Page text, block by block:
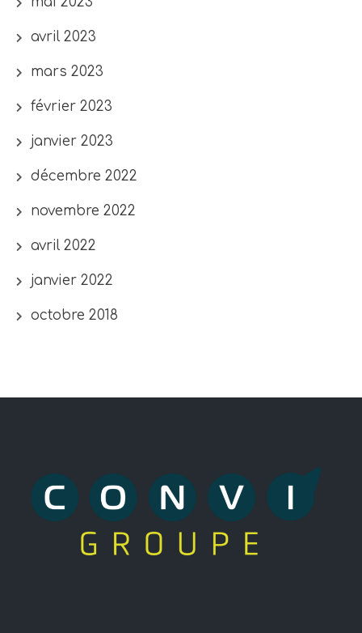
avril 2023
mars 2023
février 2023
janvier 2023
décembre 2022
novembre 2022
avril 2022
janvier 2022
octobre 2018